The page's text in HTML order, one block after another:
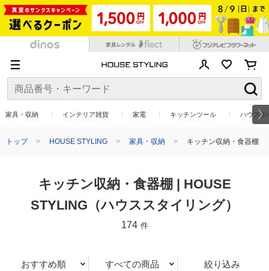
家具・収納 インテリア雑貨 家電 キッチンツール ハウスキ
トップ HOUSE STYLING 家具・収納 キッチン収納・食器棚
キッチン収納・食器棚 | HOUSE
STYLING（ハウススタイリング）
174 件
おすすめ順 すべての商品 絞り込み